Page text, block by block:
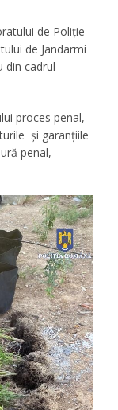
de Poliție
de Jandarmi
din cadrul
proces penal,
și garanțiile
penal,